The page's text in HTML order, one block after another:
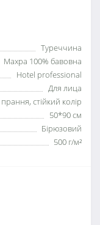
Туреччина
Махра 100% бавовна
Hotel professional
Для лица
прання, стійкий колір
50*90 см
Бірюзовий
500 г/м²